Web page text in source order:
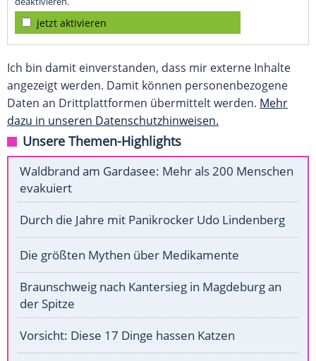
jetzt aktivieren
Ich bin damit einverstanden, dass mir externe Inhalte
angezeigt werden. Damit können personenbezogene
Daten an Drittplattformen übermittelt werden. Mehr
dazu in unseren Datenschutzhinweisen.
Unsere Themen-Highlights
Waldbrand am Gardasee: Mehr als 200 Menschen
evakuiert
Durch die Jahre mit Panikrocker Udo Lindenberg
Die größten Mythen über Medikamente
Braunschweig nach Kantersieg in Magdeburg an
der Spitze
Vorsicht: Diese 17 Dinge hassen Katzen